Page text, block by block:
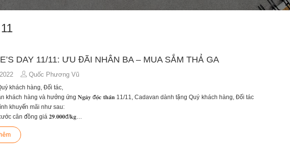
DAY 11/11: ƯU ĐÃI NHÂN BA – MUA SẮM THẢ GA
Quốc Phương Vũ
khách hàng, Đối tác,
khách hàng và hưởng ứng 𝐍𝐠𝐚̀𝐲 đ𝐨̣̂𝐜 𝐭𝐡𝐚̂𝐧 11/11, Cadavan dành tặng Quý khách hàng, Đối tác
khuyến mãi như sau:
cân đồng giá 𝟐𝟗.𝟎𝟎𝟎đ/𝐤𝐠
hộ đồng giá 1%
với tất cả đơn hàng dưới 100kg
hàng, Đối tác hãy nhanh tay gửi hàng về kho Cadavan trong thời gian này để nhận ưu đãi. Mọi